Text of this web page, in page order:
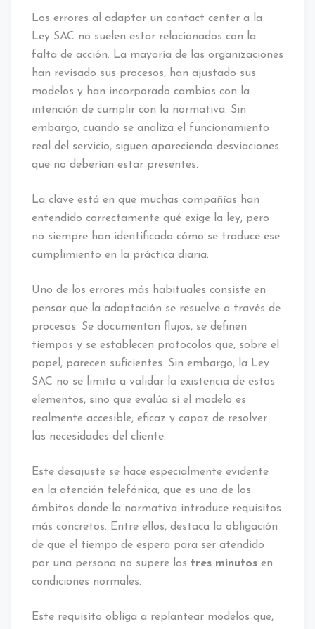
Los errores al adaptar un contact center a la
Ley SAC no suelen estar relacionados con la
falta de acción. La mayoría de las organizaciones
han revisado sus procesos, han ajustado sus
modelos y han incorporado cambios con la
intención de cumplir con la normativa. Sin
embargo, cuando se analiza el funcionamiento
real del servicio, siguen apareciendo desviaciones
que no deberían estar presentes.
La clave está en que muchas compañías han
entendido correctamente qué exige la ley, pero
no siempre han identificado cómo se traduce ese
cumplimiento en la práctica diaria.
Uno de los errores más habituales consiste en
pensar que la adaptación se resuelve a través de
procesos. Se documentan flujos, se definen
tiempos y se establecen protocolos que, sobre el
papel, parecen suficientes. Sin embargo, la Ley
SAC no se limita a validar la existencia de estos
elementos, sino que evalúa si el modelo es
realmente accesible, eficaz y capaz de resolver
las necesidades del cliente.
Este desajuste se hace especialmente evidente
en la atención telefónica, que es uno de los
ámbitos donde la normativa introduce requisitos
más concretos. Entre ellos, destaca la obligación
de que el tiempo de espera para ser atendido
por una persona no supere los tres minutos en
condiciones normales.
Este requisito obliga a replantear modelos que,